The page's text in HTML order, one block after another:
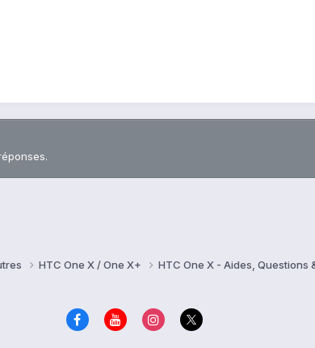
HTC One X / One X+ HTC One X - Aides, Questions